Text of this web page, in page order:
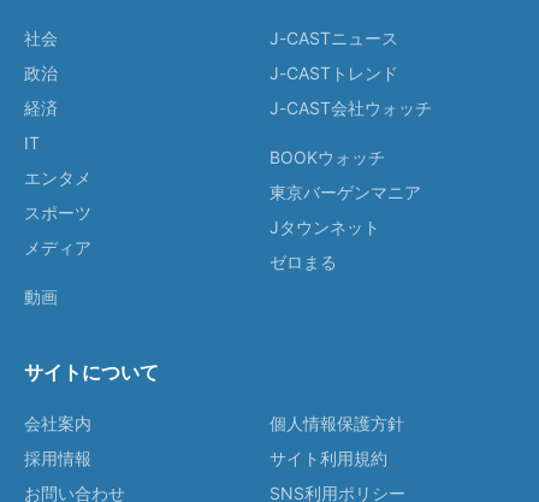
社会
政治
経済
IT
エンタメ
スポーツ
メディア
動画
J-CASTニュース
J-CASTトレンド
J-CAST会社ウォッチ
BOOKウォッチ
東京バーゲンマニア
Jタウンネット
ゼロまる
サイトについて
会社案内
採用情報
お問い合わせ
個人情報保護方針
サイト利用規約
SNS利用ポリシー